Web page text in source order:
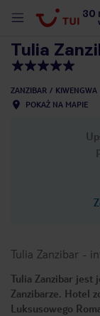
30
Tulia
ZANZIBAR KIWENGWA
POKAŻ NA MAPIE
Tulia Zanzibar -
Tulia Zanzibar jest
Zanzibarze. Hotel
Luksusowego